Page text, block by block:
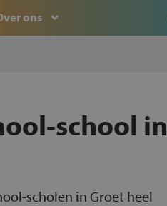
ons
school in
scholen in Groet heel